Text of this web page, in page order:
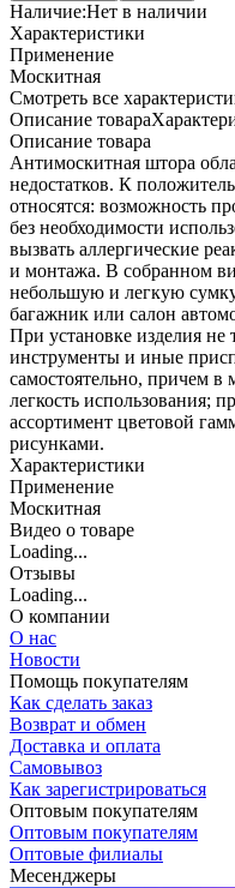
Наличие:Нет в наличии
Характеристики
Применение
Москитная
Cмотреть все
Описание товара
Описание товара
Антимоскитная штора
недостатков. К
относятся: возможность
без необходимости
вызвать аллергические
и монтажа. В собранном
небольшую и легкую
багажник или салон
При установке изделия не
инструменты и иные
самостоятельно, причем в
легкость использования;
ассортимент цветовой
рисунками.
Характеристики
Применение
Москитная
Видео о товаре
Loading...
Отзывы
Loading...
О компании
О нас
Новости
Помощь покупателям
Как сделать заказ
Возврат и обмен
Доставка и оплата
Самовывоз
Как зарегистрироваться
Оптовым покупателям
Оптовым покупателям
Оптовые филиалы
Месенджеры